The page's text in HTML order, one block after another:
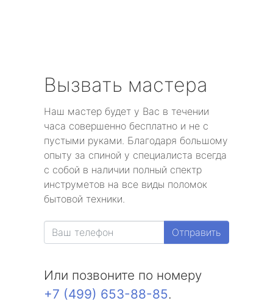
Вызвать мастера
Наш мастер будет у Вас в течении
часа совершенно бесплатно и не с
пустыми руками. Благодаря большому
опыту за спиной у специалиста всегда
с собой в наличии полный спектр
инструметов на все виды поломок
бытовой техники.
Отправить
Или позвоните по номеру
+7 (499) 653-88-85.